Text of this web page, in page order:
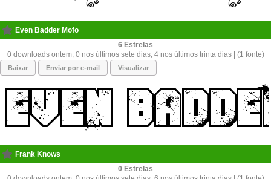
Even Badder Mofo
6
0 downloads ontem, 0 nos últimos sete dias, 4 nos últimos trinta dias | (1 fonte)
Baixar Enviar por e-mail Visualizar
Frank Knows
0